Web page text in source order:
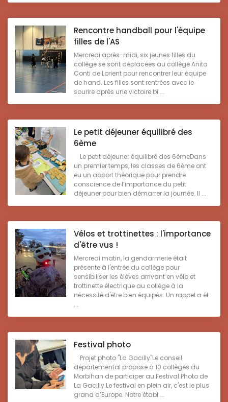
Rencontre handball pour l'équipe
filles de l'AS
Mercredi après-midi, six jeunes filles du
collège se sont déplacées au collège Anita
Conti de Lorient pour rencontrer leur équipe
de hand. Les filles sont rentrées avec le
sourire après une victoire bi ...
Le petit déjeuner équilibré des
6ème
Le petit déjeuner équilibré des 6èmeDans
un premier temps, les classes de 6ème ont
eu un apport théorique pour prendre
conscience de l’importance du petit
déjeuner pour bien démarrer la journée. Il ...
Vélos et trottinettes : l'importance
d'être vus !
Mercredi matin, la gendarmerie était
présente à l'entrée du collège pour
sensibiliser les élèves arrivant en vélo et
trottinette électrique au collège à la
nécessité d'être bien équipés. Un rappel a ét
...
Festival photo
Projet photo "La Gacilly"Le conseil
départemental propose à 10 collèges du
Morbihan de participer au Festival Photo de
La Gacilly.Le festival en plein air, c'est le plus
grand d’Europe. Notre établ ...